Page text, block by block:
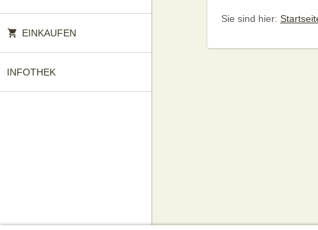
EINKAUFEN
INFOTHEK
Sie sind hier: